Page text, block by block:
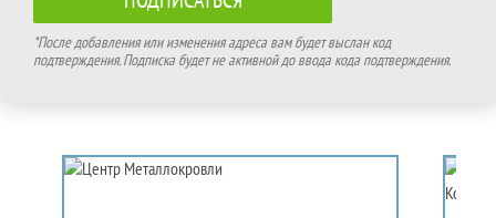
*После добавления или изменения адреса вам будет выслан код
подтверждения. Подписка будет не активной до ввода кода подтверждения.